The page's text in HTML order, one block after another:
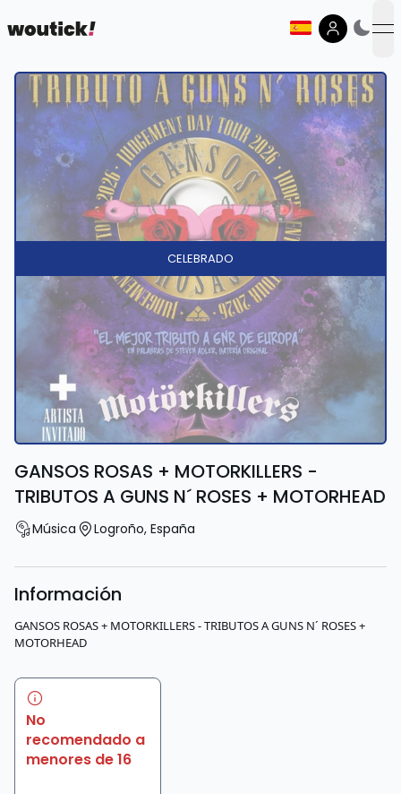
CELEBRADO
GANSOS ROSAS + MOTORKILLERS -
TRIBUTOS A GUNS N´ ROSES + MOTORHEAD
Música Logroño, España
Información
GANSOS ROSAS + MOTORKILLERS - TRIBUTOS A GUNS N´ ROSES +
MOTORHEAD
No
recomendado a
menores de 16